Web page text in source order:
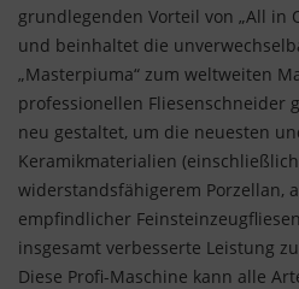
grundlegenden Vorteil von „All in
und beinhaltet die
„Masterpiuma“ zum weltweiten
professionellen Fliesenschneider
neu gestaltet, um die neuesten
Keramikmaterialien
widerstandsfähigerem Porzellan,
empfindlicher
insgesamt verbesserte Leistung
Diese Profi-Maschine kann alle